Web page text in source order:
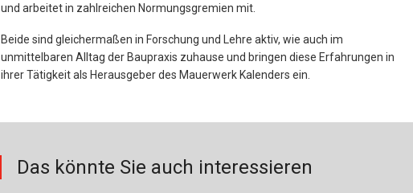
und arbeitet in zahlreichen Normungsgremien mit.
Beide sind gleichermaßen in Forschung und Lehre aktiv, wie auch im
unmittelbaren Alltag der Baupraxis zuhause und bringen diese Erfahrungen in
ihrer Tätigkeit als Herausgeber des Mauerwerk Kalenders ein.
Das könnte Sie auch interessieren